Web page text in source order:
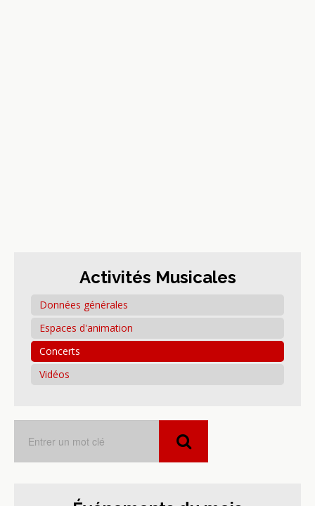
Activités Musicales
Données générales
Espaces d'animation
Concerts
Vidéos